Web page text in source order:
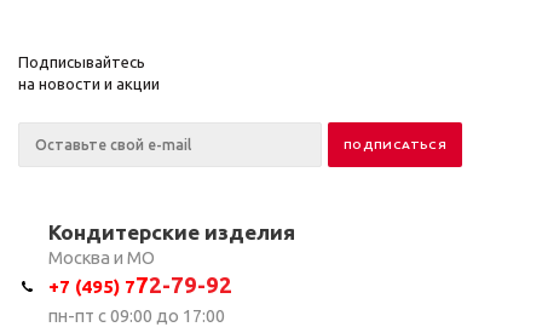
Подписывайтесь
на новости и акции
Кондитерские изделия
Москва и МО
+7 (495) 772-79-92
пн-пт с 09:00 до 17:00